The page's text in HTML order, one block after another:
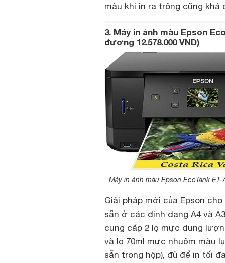
màu khi in ra trông cũng khá
3. Máy in ảnh màu Epson
đương 12.578.000 VND)
Máy in ảnh màu Epson EcoTank
Giải pháp mới của Epson
sẵn ở các định dạng A4 và
cung cấp 2 lọ mực dung
và lọ 70ml mực nhuộm màu
sẵn trong hộp), đủ để in tối